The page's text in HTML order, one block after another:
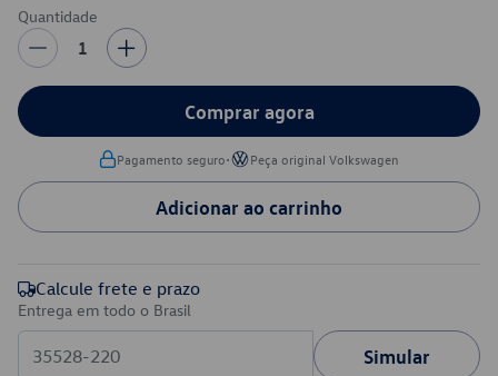
Quantidade
1
Comprar agora
Pagamento seguro• Peça original Volkswagen
Adicionar ao carrinho
Calcule frete e prazo
Entrega em todo o Brasil
Simular